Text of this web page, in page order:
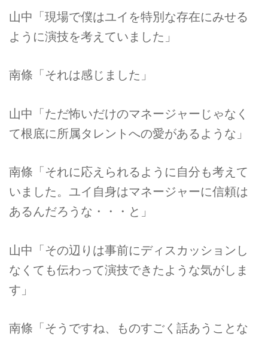
山中「現場で僕はユイを特別な存在にみせる
ように演技を考えていました」
南條「それは感じました」
山中「ただ怖いだけのマネージャーじゃなく
て根底に所属タレントへの愛があるような」
南條「それに応えられるように自分も考えて
いました。ユイ自身はマネージャーに信頼は
あるんだろうな・・・と」
山中「その辺りは事前にディスカッションし
なくても伝わって演技できたような気がしま
す」
南條「そうですね、ものすごく話あうことな